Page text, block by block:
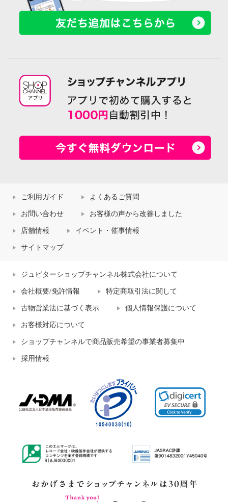
ご利用ガイド よくあるご質問
お問い合わせ お客様の声から改善しました
店舗情報 イベント・催事情報
サイトマップ
ジュピターショップチャンネル株式会社について
会社概要/免許情報 特定商取引法に関して
古物営業法に基づく表示 個人情報保護について
お客様対応について
ショップチャンネルで商品販売希望の事業者募集中
採用情報